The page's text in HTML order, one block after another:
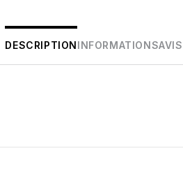
DESCRIPTIONINFORMATIONSAVIS